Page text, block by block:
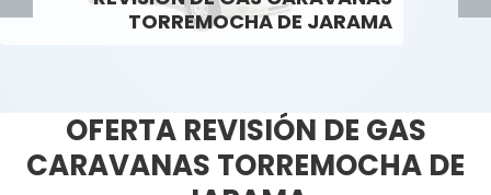
TORREMOCHA DE JARAMA
>
OFERTA REVISIÓN DE GAS
CARAVANAS TORREMOCHA DE